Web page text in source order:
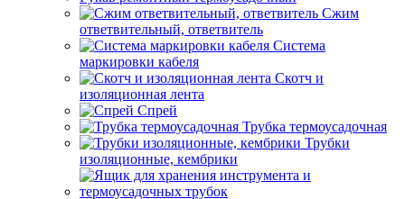
Сжим
ответвительный, ответвитель
Система
маркировки кабеля
Скотч и
изоляционная лента
Спрей
Трубка термоусадочная
Трубки
изоляционные, кембрики